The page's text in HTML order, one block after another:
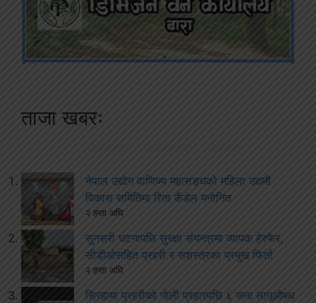
ताजा खबरः
नेपाल उद्योग वाणिज्य महासङ्घको महिला उद्यमी
विकास समितिमा रिता कँडेल मनोनित
२ हप्ता अघि
सुनसरी घटनापछि सुरक्षा संयन्त्रमा व्यापक हेरफेर,
सीडीओसहित प्रहरी र सशस्त्रका प्रमुख फिर्ता
२ हप्ता अघि
सिरहामा प्रहरीको गोली प्रहारपछि ६ जना लागूऔषध